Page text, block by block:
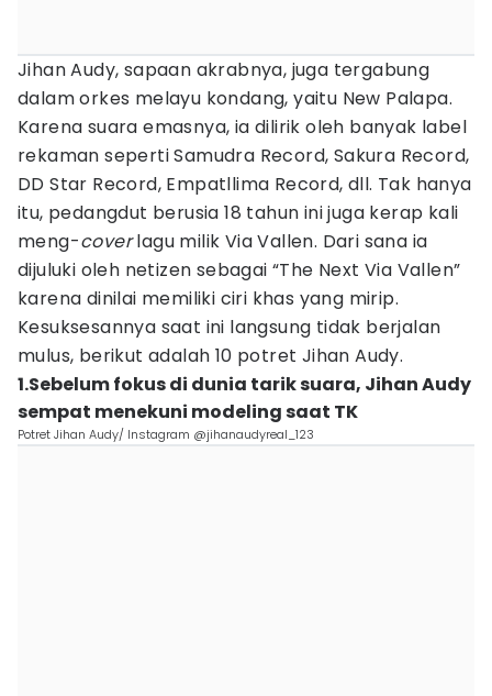
Jihan Audy, sapaan akrabnya, juga tergabung
dalam orkes melayu kondang, yaitu New Palapa.
Karena suara emasnya, ia dilirik oleh banyak label
rekaman seperti Samudra Record, Sakura Record,
DD Star Record, Empatllima Record, dll. Tak hanya
itu, pedangdut berusia 18 tahun ini juga kerap kali
meng-coverlagu milik Via Vallen. Dari sana ia
dijuluki oleh netizen sebagai “The Next Via Vallen”
karena dinilai memiliki ciri khas yang mirip.
Kesuksesannya saat ini langsung tidak berjalan
mulus, berikut adalah 10 potret Jihan Audy.
1.Sebelum fokus di dunia tarik suara, Jihan Audy
sempat menekuni modeling saat TK
Potret Jihan Audy/ Instagram @jihanaudyreal_123